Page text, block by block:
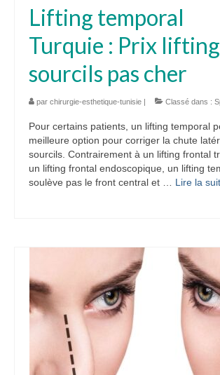
Lifting temporal
Turquie : Prix
sourcils pas cher
par chirurgie-esthetique-tunisie | Classé dans :
Pour certains patients, un lifting temporal
meilleure option pour corriger la chute
sourcils. Contrairement à un lifting frontal
un lifting frontal endoscopique, un lifting
soulève pas le front central et … Lire la